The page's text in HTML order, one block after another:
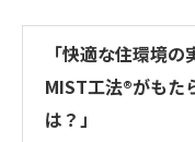
「快適な住環境
MIST工法®がもた
は？」